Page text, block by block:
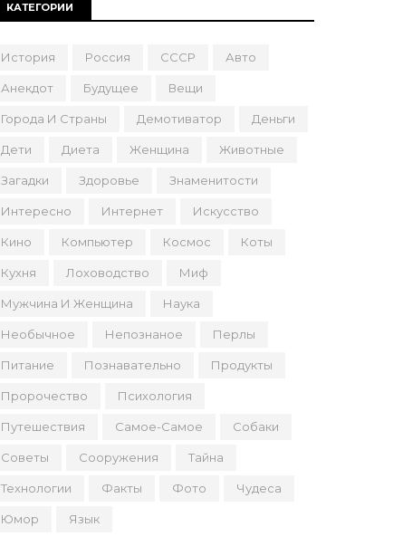
КАТЕГОРИИ
История Россия СССР Авто
Анекдот Будущее Вещи
Города И Страны Демотиватор Деньги
Дети Диета Женщина Животные
Загадки Здоровье Знаменитости
Интересно Интернет Искусство
Кино Компьютер Космос Коты
Кухня Лоховодство Миф
Мужчина И Женщина Наука
Необычное Непознаное Перлы
Питание Познавательно Продукты
Пророчество Психология
Путешествия Самое-Самое Собаки
Советы Сооружения Тайна
Технологии Факты Фото Чудеса
Юмор Язык